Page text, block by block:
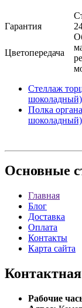
Гарантия
Цветопередача
Стеллаж
Полка
Основные
Главная
Блог
Доставка
Оплата
Контакты
Карта сайта
Контактная
Рабочие